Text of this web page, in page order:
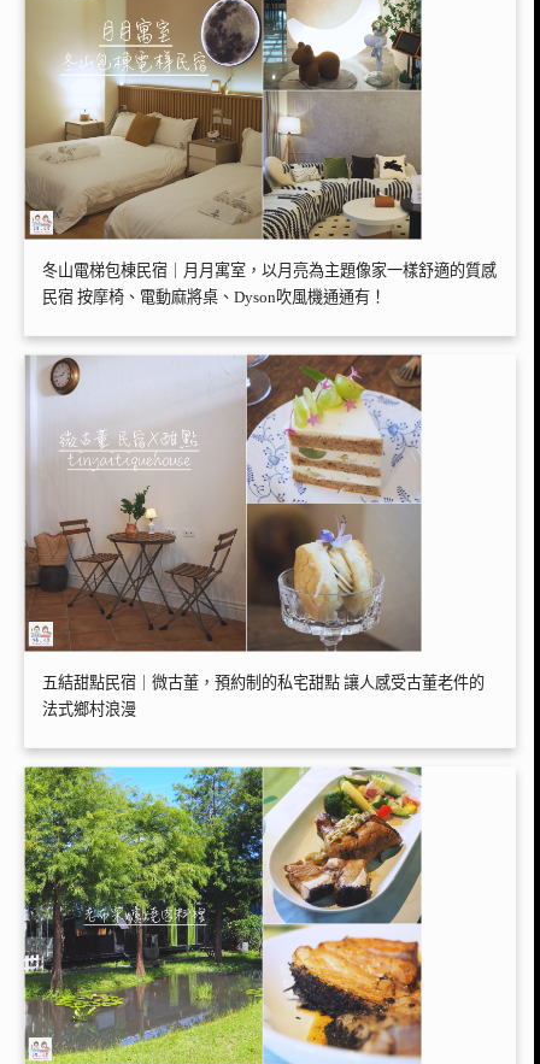
冬山電梯包棟民宿｜月月寓室，以月亮為主題像家一樣舒適的質感
民宿 按摩椅、電動麻將桌、Dyson吹風機通通有！
五結甜點民宿｜微古董，預約制的私宅甜點 讓人感受古董老件的
法式鄉村浪漫